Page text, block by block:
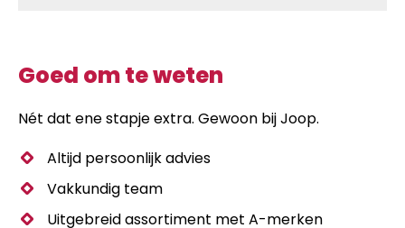
Goed om te weten
Nét dat ene stapje extra. Gewoon bij Joop.
Altijd persoonlijk advies
Vakkundig team
Uitgebreid assortiment met A-merken